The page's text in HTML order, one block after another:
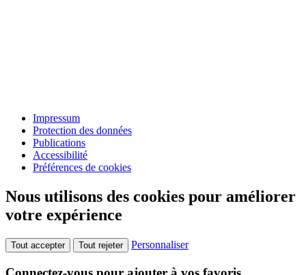
Impressum
Protection des données
Publications
Accessibilité
Préférences de cookies
Nous utilisons des cookies pour améliorer
votre expérience
Tout accepter Tout rejeter Personnaliser